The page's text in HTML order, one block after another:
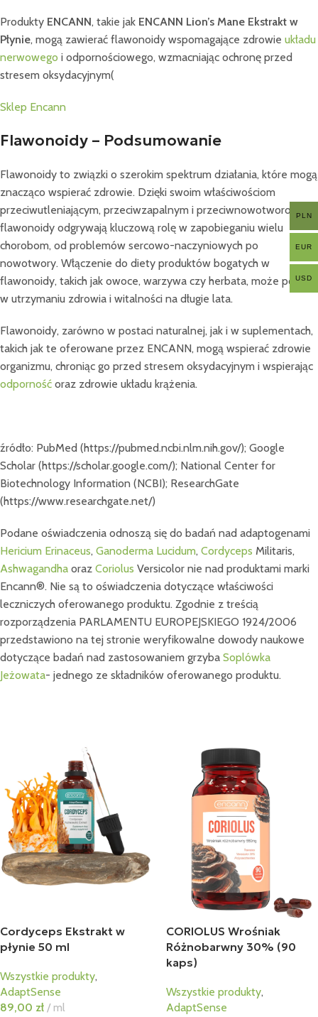
Produkty ENCANN, takie jak ENCANN Lion’s Mane Ekstrakt w
Płynie, mogą zawierać flawonoidy wspomagające zdrowie układu
nerwowego i odpornościowego, wzmacniając ochronę przed
stresem oksydacyjnym​(
Sklep Encann
Flawonoidy – Podsumowanie
Flawonoidy to związki o szerokim spektrum działania, które mogą
znacząco wspierać zdrowie. Dzięki swoim właściwościom
przeciwutleniającym, przeciwzapalnym i przeciwnowotworowym,
flawonoidy odgrywają kluczową rolę w zapobieganiu wielu
chorobom, od problemów sercowo-naczyniowych po
nowotwory. Włączenie do diety produktów bogatych w
flawonoidy, takich jak owoce, warzywa czy herbata, może pomóc
w utrzymaniu zdrowia i witalności na długie lata.
Flawonoidy, zarówno w postaci naturalnej, jak i w suplementach,
takich jak te oferowane przez ENCANN, mogą wspierać zdrowie
organizmu, chroniąc go przed stresem oksydacyjnym i wspierając
odporność oraz zdrowie układu krążenia.
źródło: PubMed (https://pubmed.ncbi.nlm.nih.gov/); Google
Scholar (https://scholar.google.com/); National Center for
Biotechnology Information (NCBI); ResearchGate
(https://www.researchgate.net/)
Podane oświadczenia odnoszą się do badań nad adaptogenami
Hericium Erinaceus, Ganoderma Lucidum, Cordyceps Militaris,
Ashwagandha oraz Coriolus Versicolor nie nad produktami marki
Encann®. Nie są to oświadczenia dotyczące właściwości
leczniczych oferowanego produktu. Zgodnie z treścią
rozporządzenia PARLAMENTU EUROPEJSKIEGO 1924/2006
przedstawiono na tej stronie weryfikowalne dowody naukowe
dotyczące badań nad zastosowaniem grzyba Soplówka
Jeżowata- jednego ze składników oferowanego produktu.
Cordyceps Ekstrakt w
płynie 50 ml
Wszystkie produkty,
AdaptSense
89,00 zł ml
CORIOLUS Wrośniak
Różnobarwny 30% (90
kaps)
Wszystkie produkty,
AdaptSense
PLN
EUR
USD